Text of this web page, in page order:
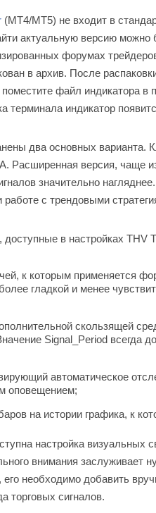
(MT4/MT5) не входит в
актуальную версию
форумах
в архив. После
файл индикатора
терминала индикатор
два основных
Расширенная версия, чаще
значительно
с трендовыми
в настройках THV
к которым применяется
гладкой и менее
скользящей
Signal_Period
автоматическое
оповещением;
на истории графика, к
настройка визуальных
внимания заслуживает
необходимо добавить
торговых сигналов.